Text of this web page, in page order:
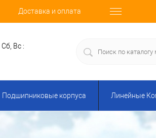
Доставка и оплата
Сб, Вс :
Подшипниковые корпуса Линейные